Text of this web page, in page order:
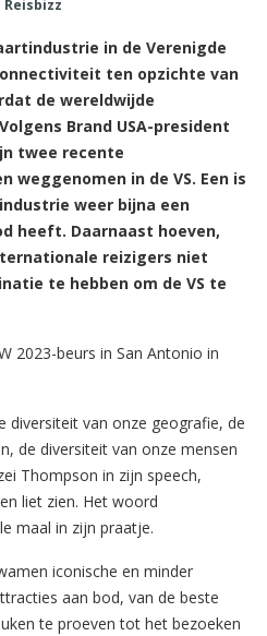
in de Verenigde
ten opzichte van
de wereldwijde
Brand USA-president
twee recente
weggenomen in de VS. Een is
weer bijna een
heeft. Daarnaast hoeven,
reizigers niet
te hebben om de VS te
2023-beurs in San Antonio in
diversiteit van onze geografie, de
de diversiteit van onze mensen
Thompson in zijn speech,
liet zien. Het woord
maal in zijn praatje.
iconische en minder
aan bod, van de beste
te proeven tot het bezoeken